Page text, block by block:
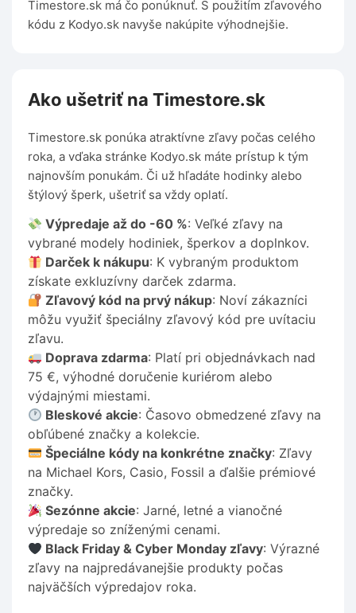
Timestore.sk má čo ponúknuť. S použitím zľavového
kódu z Kodyo.sk navyše nakúpite výhodnejšie.
Ako ušetriť na Timestore.sk
Timestore.sk ponúka atraktívne zľavy počas celého
roka, a vďaka stránke Kodyo.sk máte prístup k tým
najnovším ponukám. Či už hľadáte hodinky alebo
štýlový šperk, ušetriť sa vždy oplatí.
Výpredaje až do -60 %: Veľké zľavy na
vybrané modely hodiniek, šperkov a doplnkov.
Darček k nákupu: K vybraným produktom
získate exkluzívny darček zdarma.
Zľavový kód na prvý nákup: Noví zákazníci
môžu využiť špeciálny zľavový kód pre uvítaciu
zľavu.
Doprava zdarma: Platí pri objednávkach nad
75 €, výhodné doručenie kuriérom alebo
výdajnými miestami.
Bleskové akcie: Časovo obmedzené zľavy na
obľúbené značky a kolekcie.
Špeciálne kódy na konkrétne značky: Zľavy
na Michael Kors, Casio, Fossil a ďalšie prémiové
značky.
Sezónne akcie: Jarné, letné a vianočné
výpredaje so zníženými cenami.
Black Friday & Cyber Monday zľavy: Výrazné
zľavy na najpredávanejšie produkty počas
najväčších výpredajov roka.